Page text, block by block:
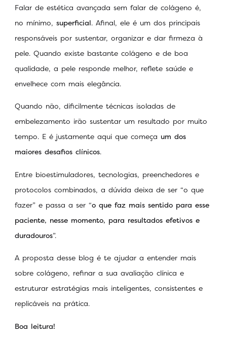
Falar de estética avançada sem falar de colágeno é,
no mínimo, superficial. Afinal, ele é um dos principais
responsáveis por sustentar, organizar e dar firmeza à
pele. Quando existe bastante colágeno e de boa
qualidade, a pele responde melhor, reflete saúde e
envelhece com mais elegância.
Quando não, dificilmente técnicas isoladas de
embelezamento irão sustentar um resultado por muito
tempo. E é justamente aqui que começa um dos
maiores desafios clínicos.
Entre bioestimuladores, tecnologias, preenchedores e
protocolos combinados, a dúvida deixa de ser “o que
fazer” e passa a ser “o que faz mais sentido para esse
paciente, nesse momento, para resultados efetivos e
duradouros”.
A proposta desse blog é te ajudar a entender mais
sobre colágeno, refinar a sua avaliação clínica e
estruturar estratégias mais inteligentes, consistentes e
replicáveis na prática.
Boa leitura!